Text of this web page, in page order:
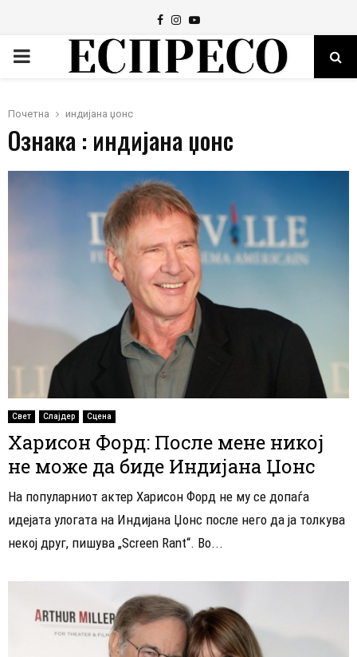
Facebook
Instagram
Youtube
PRIMARY
Почетна индијана џонс
Ознака : индијана џонс
Свет Слајдер Сцена
Харисон Форд: После мене никој
не може да биде Индијана Џонс
На популарниот актер Харисон Форд не му се допаѓа
идејата улогата на Индијана Џонс после него да ја толкува
некој друг, пишува „Screen Rant“. Во...